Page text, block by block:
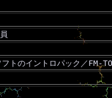
トのイントロパック／FM-